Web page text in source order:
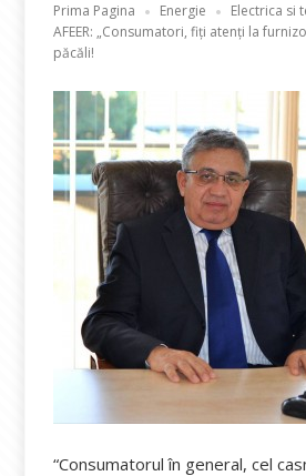
Prima Pagina Energie Electrica si
AFEER: „Consumatori, fiți atenți la
păcăli!
“Consumatorul în general, cel